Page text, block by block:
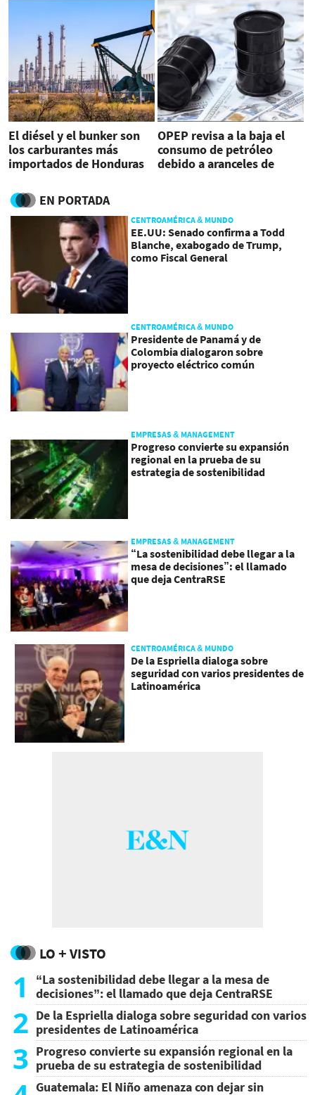
El diésel y el bunker son
los carburantes más
importados de Honduras
OPEP revisa a la baja el
consumo de petróleo
debido a aranceles de
EN PORTADA
CENTROAMÉRICA & MUNDO
EE.UU: Senado confirma a Todd
Blanche, exabogado de Trump,
como Fiscal General
CENTROAMÉRICA & MUNDO
Presidente de Panamá y de
Colombia dialogaron sobre
proyecto eléctrico común
EMPRESAS & MANAGEMENT
Progreso convierte su expansión
regional en la prueba de su
estrategia de sostenibilidad
EMPRESAS & MANAGEMENT
“La sostenibilidad debe llegar a la
mesa de decisiones”: el llamado
que deja CentraRSE
CENTROAMÉRICA & MUNDO
De la Espriella dialoga sobre
seguridad con varios presidentes de
Latinoamérica
LO + VISTO
1
“La sostenibilidad debe llegar a la mesa de
decisiones”: el llamado que deja CentraRSE
2 De la Espriella dialoga sobre seguridad con varios
presidentes de Latinoamérica
3 Progreso convierte su expansión regional en la
prueba de su estrategia de sostenibilidad
Guatemala: El Niño amenaza con dejar sin